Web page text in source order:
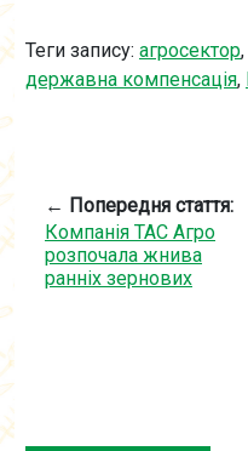
Теги запису: агросектор,
державна компенсація,
← Попередня стаття:
Компанія ТАС Агро
розпочала жнива
ранніх зернових